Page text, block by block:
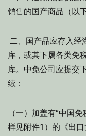
销售的国产商品（以
二、国产品应存入经
库，或其下属各类免
库。中免公司应提交
续：
（一）加盖有“中国
样见附件1）的《出